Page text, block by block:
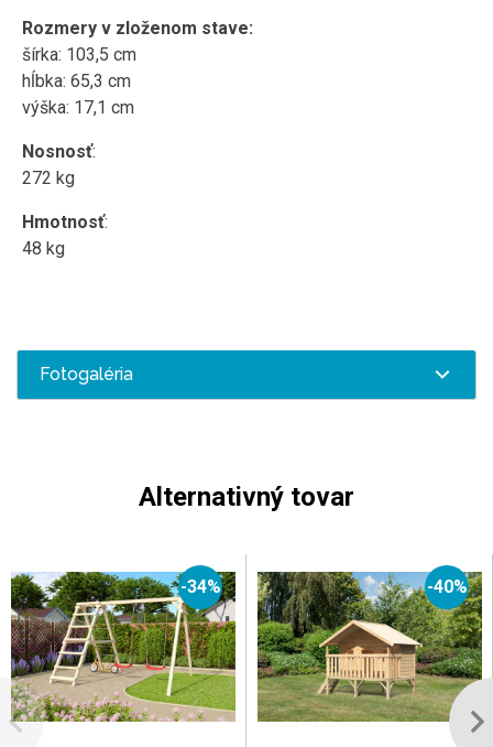
Rozmery v zloženom stave:
šírka: 103,5 cm
hĺbka: 65,3 cm
výška: 17,1 cm
Nosnosť:
272 kg
Hmotnosť:
48 kg
Fotogaléria
Alternativný tovar
-34% -40%